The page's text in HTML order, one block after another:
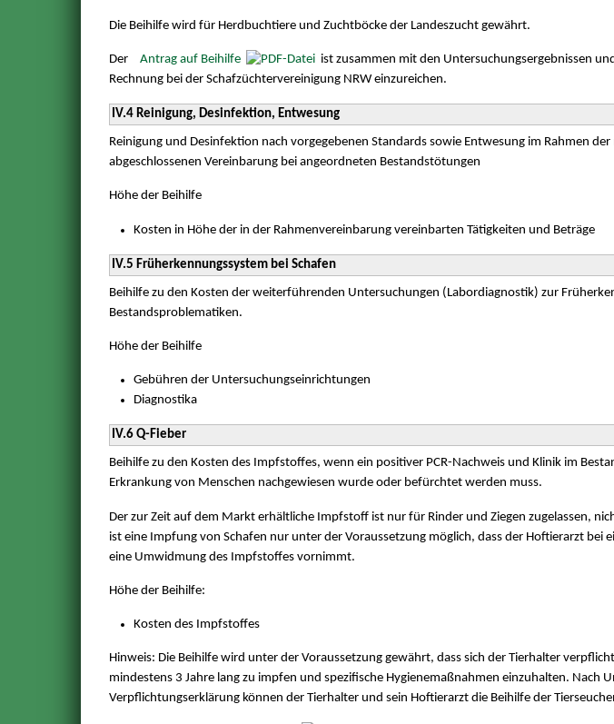
Die Beihilfe wird für Herdbuchtiere und Zuchtböcke der Landeszucht gewährt.
Der Antrag auf Beihilfe
ist zusammen mit den Untersuchungsergebnissen
Rechnung bei der Schafzüchtervereinigung NRW einzureichen.
IV.4 Reinigung, Desinfektion, Entwesung
Reinigung und Desinfektion nach vorgegebenen Standards sowie Entwesung im Rahmen
abgeschlossenen Vereinbarung bei angeordneten Bestandstötungen
Höhe der Beihilfe
Kosten in Höhe der in der Rahmenvereinbarung vereinbarten Tätigkeiten und Beträge
IV.5 Früherkennungssystem bei Schafen
Beihilfe zu den Kosten der weiterführenden Untersuchungen (Labordiagnostik) zur
Bestandsproblematiken.
Höhe der Beihilfe
Gebühren der Untersuchungseinrichtungen
Diagnostika
IV.6 Q-Fieber
Beihilfe zu den Kosten des Impfstoffes, wenn ein positiver PCR-Nachweis und Klinik im
Erkrankung von Menschen nachgewiesen wurde oder befürchtet werden muss.
Der zur Zeit auf dem Markt erhältliche Impfstoff ist nur für Rinder und Ziegen zugelassen,
ist eine Impfung von Schafen nur unter der Voraussetzung möglich, dass der Hoftierarzt bei
eine Umwidmung des Impfstoffes vornimmt.
Höhe der Beihilfe:
Kosten des Impfstoffes
Hinweis: Die Beihilfe wird unter der Voraussetzung gewährt, dass sich der Tierhalter
mindestens 3 Jahre lang zu impfen und spezifische Hygienemaßnahmen einzuhalten. Nach
Verpflichtungserklärung können der Tierhalter und sein Hoftierarzt die Beihilfe der